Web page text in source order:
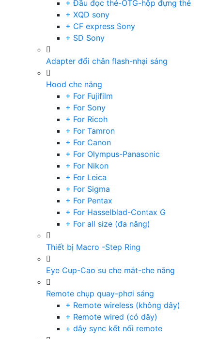
+ Đầu đọc thẻ-OTG-hộp đựng thẻ
+ XQD sony
+ CF express Sony
+ SD Sony
Adapter đổi chân flash-nhại sáng
Hood che nắng
+ For Fujifilm
+ For Sony
+ For Ricoh
+ For Tamron
+ For Canon
+ For Olympus-Panasonic
+ For Nikon
+ For Leica
+ For Sigma
+ For Pentax
+ For Hasselblad-Contax G
+ For all size (đa năng)
Thiết bị Macro -Step Ring
Eye Cup-Cao su che mắt-che nắng
Remote chụp quay-phơi sáng
+ Remote wireless (không dây)
+ Remote wired (có dây)
+ dây sync kết nối remote